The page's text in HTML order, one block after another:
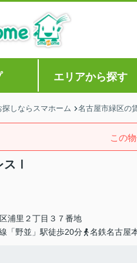
エリアから探す
しならスマホーム 名古屋市緑区の
この
スⅠ
浦里 ２丁目３７番地
「野並」駅徒歩20分
名鉄名古屋